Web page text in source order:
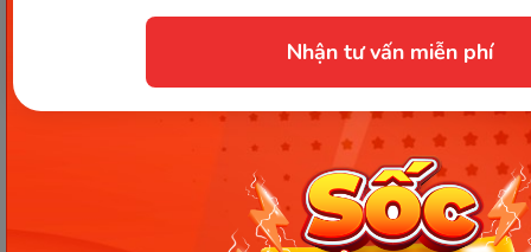
Nhận tư vấn miễn phí
cũng đã được chính phủ Brazil vinh danh vào năm
1966 nhờ những cống hiến của mình cho trẻ em
Giáo sư Glenn Doman đã dành nhiều năm để
nghiên cứu thành công phương pháp giáo dục
nuôi dạy trẻ sớm này. Hiện phương pháp đã được
ứng dụng rộng rãi trên khoảng hơn 180 quốc